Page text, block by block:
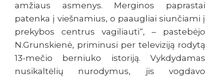
amžiaus asmenys. Merginos paprastai
patenka į viešnamius, o paaugliai siunčiami į
prekybos centrus vagiliauti“, – pastebėjo
N.Grunskienė, priminusi per televiziją rodytą
13-mečio berniuko istoriją. Vykdydamas
nusikaltėlių nurodymus, jis vogdavo